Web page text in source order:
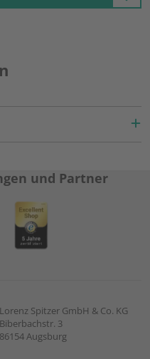
und Partner
Lorenz Spitzer GmbH & Co. KG
Biberbachstr. 3
86154 Augsburg